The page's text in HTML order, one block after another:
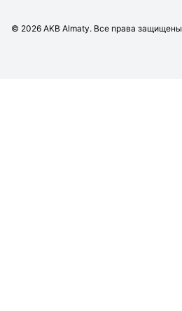
© 2026 AKB Almaty. Все права защищены